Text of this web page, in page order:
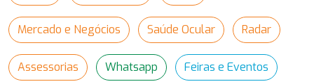
Mercado e Negócios Saúde Ocular Radar
Assessorias Whatsapp Feiras e Eventos